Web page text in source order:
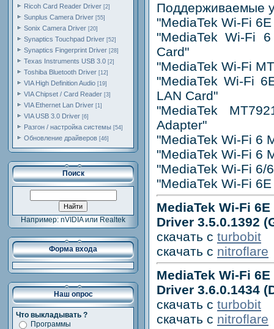
Ricoh Card Reader Driver [2]
Sunplus Camera Driver [55]
Sonix Camera Driver [20]
Synaptics Touchpad Driver [52]
Synaptics Fingerprint Driver [28]
Texas Instruments USB 3.0 [2]
Toshiba Bluetooth Driver [12]
VIA High Definition Audio [19]
VIA Chipset / Card Reader [3]
VIA Ethernet Lan Driver [1]
VIA USB 3.0 Driver [6]
Разгон / настройка системы [54]
Обновление драйверов [46]
Поиск
Например: nVIDIA или Realtek
Форма входа
Наш опрос
Что выкладывать ?
Программы
Поддерживаемые
"MediaTek Wi-Fi
"MediaTek Wi-Fi
Card"
"MediaTek Wi-Fi
"MediaTek Wi-Fi
LAN Card"
"MediaTek
Adapter"
"MediaTek Wi-Fi 6
"MediaTek Wi-Fi 6
"MediaTek Wi-Fi 6/
"MediaTek Wi-Fi
MediaTek Wi-Fi
Driver 3.5.0.1392
скачать с turbobit
скачать с nitroflare
MediaTek Wi-Fi
Driver 3.6.0.1434
скачать с turbobit
скачать с nitroflare